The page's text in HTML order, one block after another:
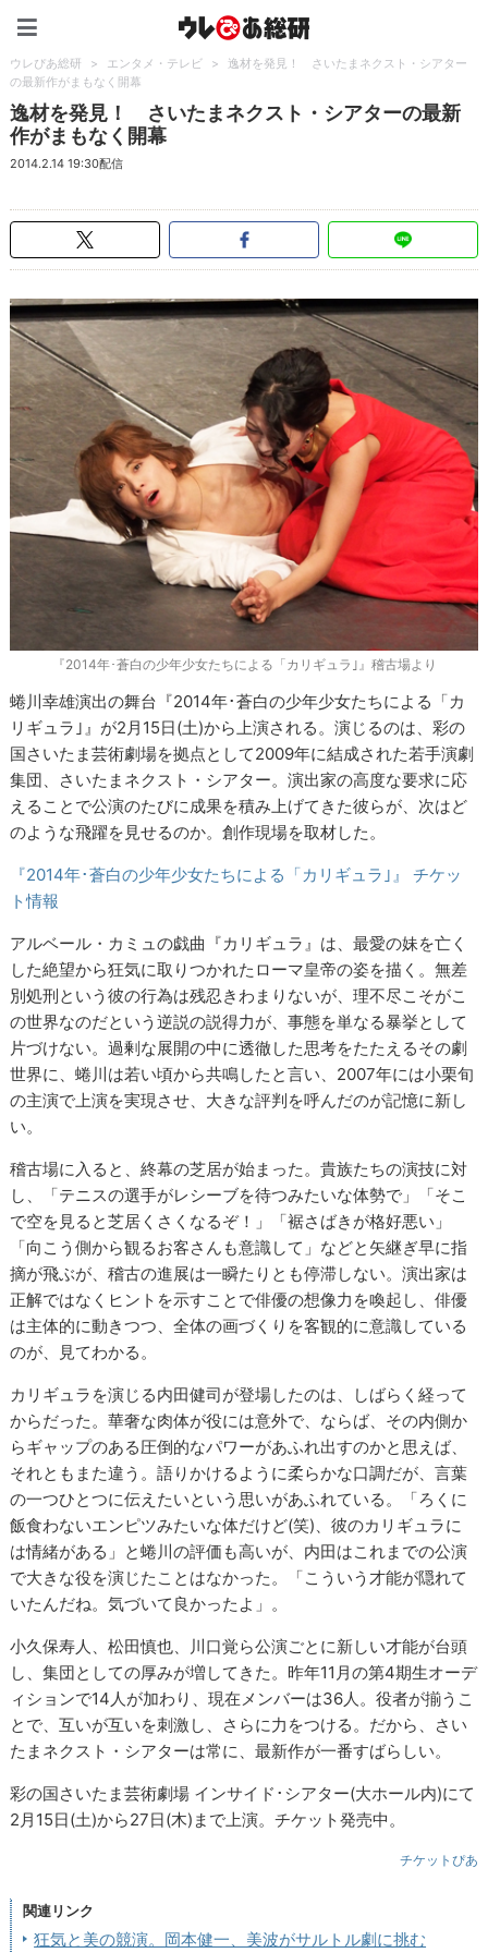
ウレぴあ総研 > エンタメ・テレビ >
逸材を発見！ さいたまネクスト・シアター
の最新作がまもなく開幕
逸材を発見！ さいたまネクスト・シアターの最新
作がまもなく開幕
2014.2.14 19:30配信
『2014年･蒼白の少年少女たちによる「カリギュラ｣』稽古場より
蜷川幸雄演出の舞台『2014年･蒼白の少年少女たちによる「カ
リギュラ｣』が2月15日(土)から上演される。演じるのは、彩の
国さいたま芸術劇場を拠点として2009年に結成された若手演劇
集団、さいたまネクスト・シアター。演出家の高度な要求に応
えることで公演のたびに成果を積み上げてきた彼らが、次はど
のような飛躍を見せるのか。創作現場を取材した。
『2014年･蒼白の少年少女たちによる「カリギュラ｣』 チケッ
ト情報
アルベール・カミュの戯曲『カリギュラ』は、最愛の妹を亡く
した絶望から狂気に取りつかれたローマ皇帝の姿を描く。無差
別処刑という彼の行為は残忍きわまりないが、理不尽こそがこ
の世界なのだという逆説の説得力が、事態を単なる暴挙として
片づけない。過剰な展開の中に透徹した思考をたたえるその劇
世界に、蜷川は若い頃から共鳴したと言い、2007年には小栗旬
の主演で上演を実現させ、大きな評判を呼んだのが記憶に新し
い。
稽古場に入ると、終幕の芝居が始まった。貴族たちの演技に対
し、「テニスの選手がレシーブを待つみたいな体勢で」「そこ
で空を見ると芝居くさくなるぞ！」「裾さばきが格好悪い」
「向こう側から観るお客さんも意識して」などと矢継ぎ早に指
摘が飛ぶが、稽古の進展は一瞬たりとも停滞しない。演出家は
正解ではなくヒントを示すことで俳優の想像力を喚起し、俳優
は主体的に動きつつ、全体の画づくりを客観的に意識している
のが、見てわかる。
カリギュラを演じる内田健司が登場したのは、しばらく経って
からだった。華奢な肉体が役には意外で、ならば、その内側か
らギャップのある圧倒的なパワーがあふれ出すのかと思えば、
それともまた違う。語りかけるように柔らかな口調だが、言葉
の一つひとつに伝えたいという思いがあふれている。「ろくに
飯食わないエンピツみたいな体だけど(笑)、彼のカリギュラに
は情緒がある」と蜷川の評価も高いが、内田はこれまでの公演
で大きな役を演じたことはなかった。「こういう才能が隠れて
いたんだね。気づいて良かったよ」。
小久保寿人、松田慎也、川口覚ら公演ごとに新しい才能が台頭
し、集団としての厚みが増してきた。昨年11月の第4期生オーデ
ィションで14人が加わり、現在メンバーは36人。役者が揃うこ
とで、互いが互いを刺激し、さらに力をつける。だから、さい
たまネクスト・シアターは常に、最新作が一番すばらしい。
彩の国さいたま芸術劇場 インサイド･シアター(大ホール内)にて
2月15日(土)から27日(木)まで上演。チケット発売中。
チケットぴあ
関連リンク
狂気と美の競演。岡本健一、美波がサルトル劇に挑む